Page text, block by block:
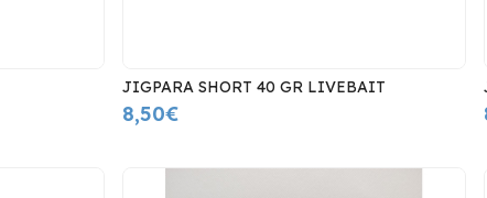
JIGPARA SHORT 40 GR LIVEBAIT
8,50€